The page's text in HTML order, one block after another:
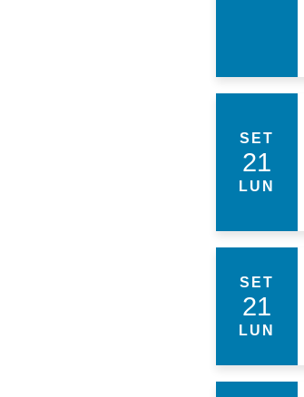
SET
21
LUN
SET
21
LUN